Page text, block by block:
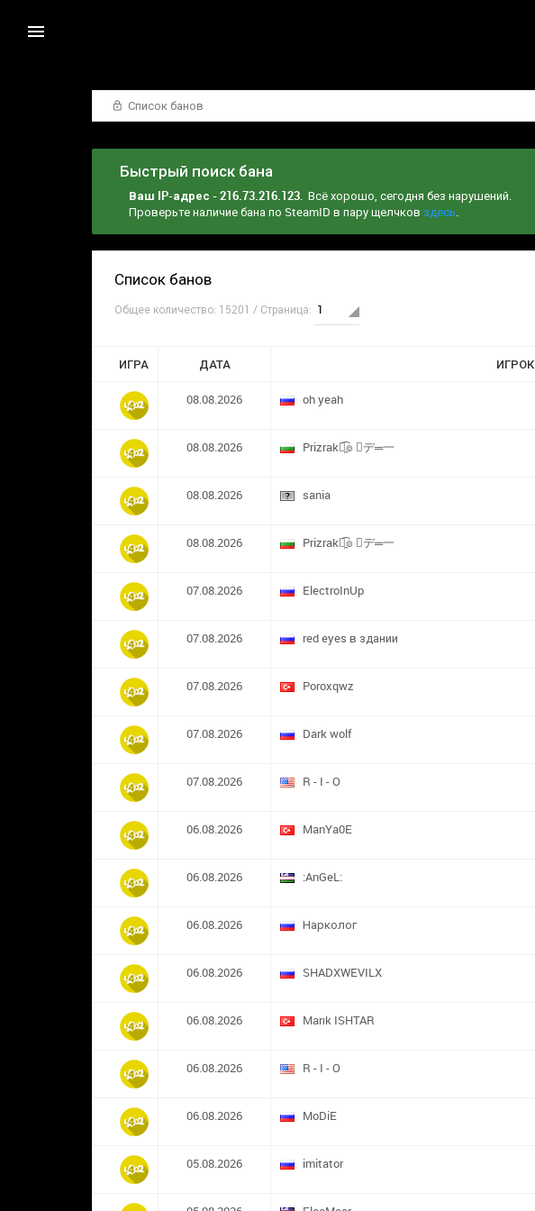
Список банов
Быстрый поиск бана
Ваш IP-адрес - 216.73.216.123. Всё хорошо, сегодня без нарушений.
Проверьте наличие бана по SteamID в пару щелчков здесь.
Список банов
Общее количество: 15201 / Страница:
ИГРА ДАТА ИГРОК
08.08.2026 oh yeah
08.08.2026 Prizrak๏̯͡๏ ︻デ═一
08.08.2026 sania
08.08.2026 Prizrak๏̯͡๏ ︻デ═一
07.08.2026 ElectroInUp
07.08.2026 red eyes в здании
07.08.2026 ​Poroxqwz
07.08.2026 Dark wolf
07.08.2026 R - I - O
06.08.2026 ManYa0E
06.08.2026 :AnGeL:
06.08.2026 Нарколог
06.08.2026 SHADXWEVILX
06.08.2026 Marık ISHTAR
06.08.2026 R - I - O
06.08.2026 MoDiE
05.08.2026 imitator